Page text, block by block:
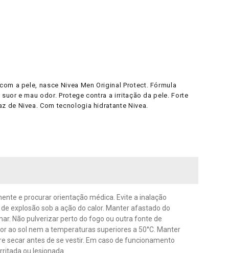
a pele, nasce Nivea Men Original Protect. Fórmula
e mau odor. Protege contra a irritação da pele. Forte
Nivea. Com tecnologia hidratante Nivea.
e procurar orientação médica. Evite a inalação
explosão sob a ação do calor. Manter afastado do
Não pulverizar perto do fogo ou outra fonte de
ao sol nem a temperaturas superiores a 50°C. Manter
secar antes de se vestir. Em caso de funcionamento
ou lesionada.